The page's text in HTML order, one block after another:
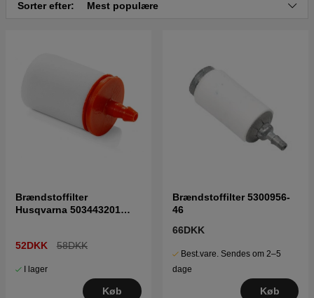
Sorter efter: Mest populære
Brændstoffilter
Husqvarna 503443201
52DKK 58DKK
I lager
Køb
Brændstoffilter 5300956-
46
66DKK
Best.vare. Sendes om 2–5
dage
Køb